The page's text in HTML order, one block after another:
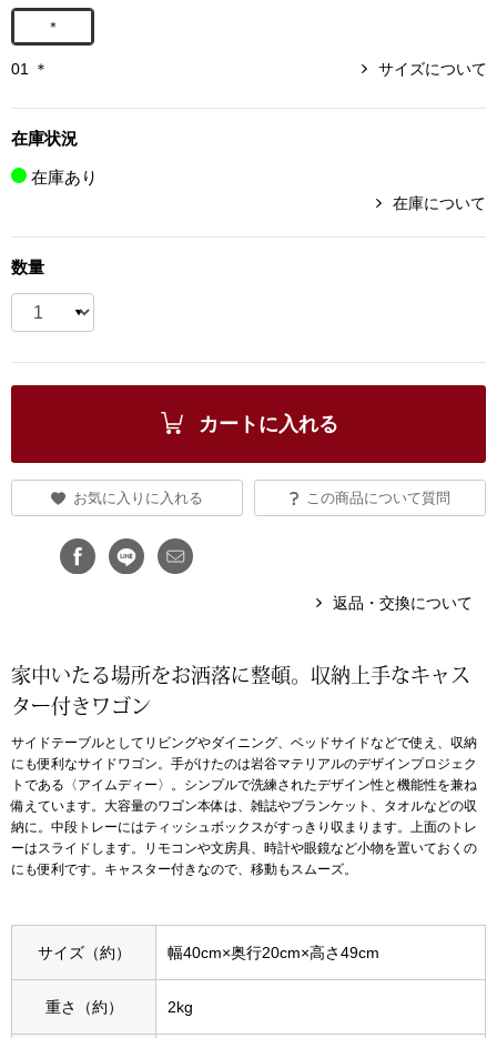
BOGARD 最新号はこちら
ランド
タログ
すべて見る
／チュニック
デニム
ルーム･アン
バッグ
ハンドバッグ
ショルダーバ
クラッチバッグ
ボディバッグ
＊
01 ＊ サイズについて
在庫状況
在庫あり
在庫について
数量
カートに入れる
お気に入りに入れる この商品について質問
返品・交換について
家中いたる場所をお洒落に整頓。収納上手なキャス
ター付きワゴン
サイドテーブルとしてリビングやダイニング、ベッドサイドなどで使え、収納
にも便利なサイドワゴン。手がけたのは岩谷マテリアルのデザインプロジェク
トである〈アイムディー〉。シンプルで洗練されたデザイン性と機能性を兼ね
備えています。大容量のワゴン本体は、雑誌やブランケット、タオルなどの収
納に。中段トレーにはティッシュボックスがすっきり収まります。上面のトレ
ーはスライドします。リモコンや文房具、時計や眼鏡など小物を置いておくの
にも便利です。キャスター付きなので、移動もスムーズ。
サイズ（約） 幅40cm×奥行20cm×高さ49cm
重さ（約） 2kg